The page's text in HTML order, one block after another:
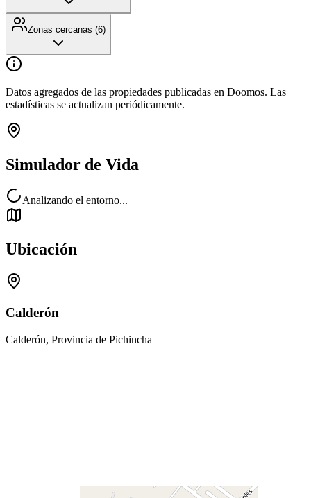
Zonas cercanas (6)
Datos agregados de las propiedades publicadas en Doomos. Las
estadísticas se actualizan periódicamente.
Simulador de Vida
Analizando el entorno...
Ubicación
Calderón
Calderón, Provincia de Pichincha